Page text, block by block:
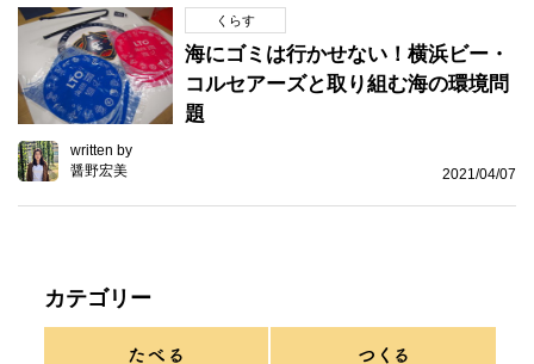
くらす
海にゴミは行かせない！横浜ビー・
コルセアーズと取り組む海の環境問
題
written by
醤野宏美
2021/04/07
カテゴリー